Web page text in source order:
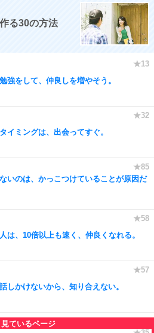
る30の方法
強をして、仲良しを増やそう。
イミングは、出会ってすぐ。
いのは、かっこつけていることが原因だ
は、10倍以上も速く、仲良くなれる。
しかけないから、知り合えない。